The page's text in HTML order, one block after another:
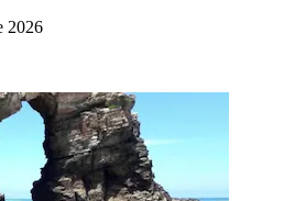
2026